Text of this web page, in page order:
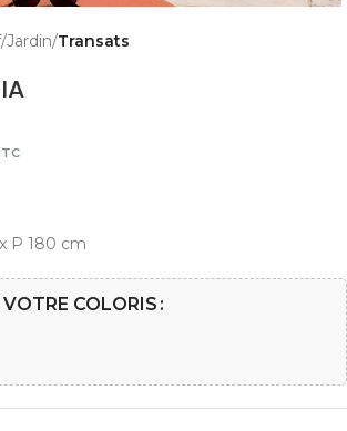
Jardin Transats
P 180 cm
COLORIS